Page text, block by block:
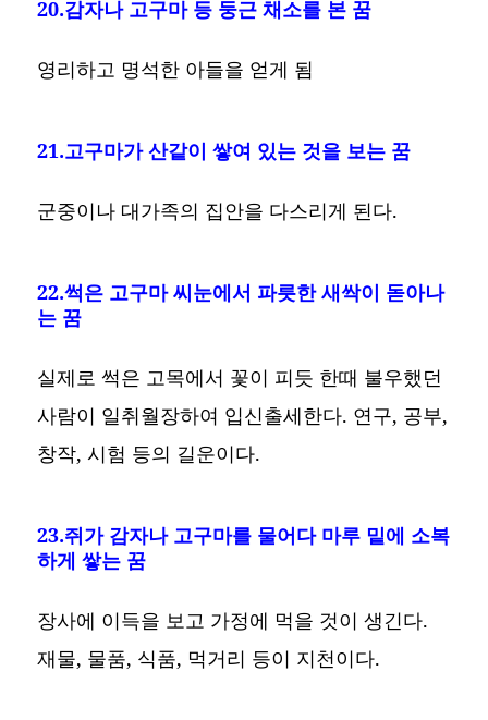
20.감자나 고구마 등 둥근 채소를 본 꿈
영리하고 명석한 아들을 얻게 됨
21.고구마가 산같이 쌓여 있는 것을 보는 꿈
군중이나 대가족의 집안을 다스리게 된다.
22.썩은 고구마 씨눈에서 파릇한 새싹이 돋아나
는 꿈
실제로 썩은 고목에서 꽃이 피듯 한때 불우했던
사람이 일취월장하여 입신출세한다. 연구, 공부,
창작, 시험 등의 길운이다.
23.쥐가 감자나 고구마를 물어다 마루 밑에 소복
하게 쌓는 꿈
장사에 이득을 보고 가정에 먹을 것이 생긴다.
재물, 물품, 식품, 먹거리 등이 지천이다.